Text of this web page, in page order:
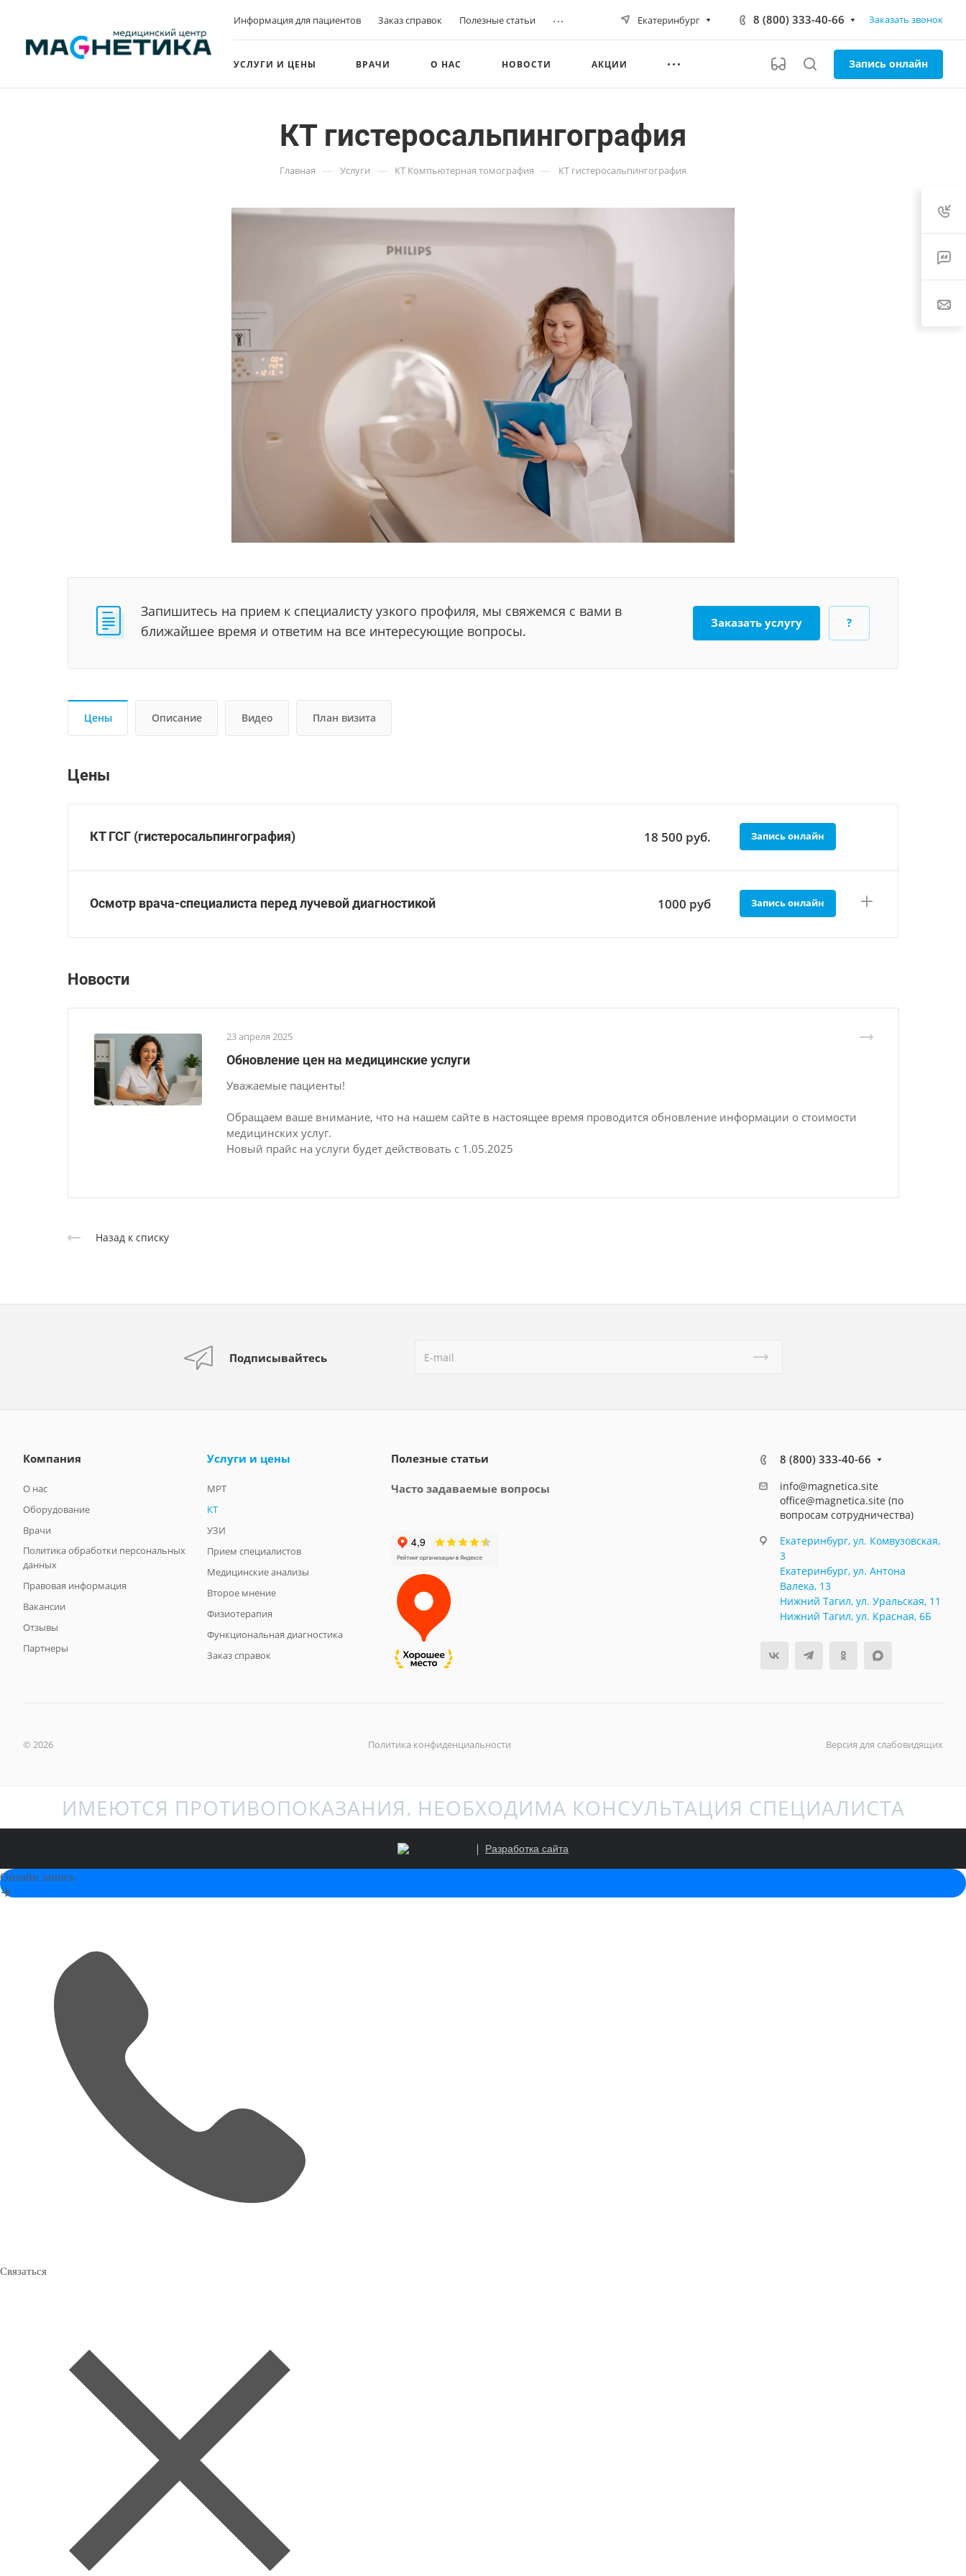
Информация для пациентов Заказ справок Полезные статьи ... Екатеринбург 8 (800) 333-40-66 Заказать звонок
УСЛУГИ И ЦЕНЫ ВРАЧИ О НАС НОВОСТИ АКЦИИ Запись онлайн
КТ гистеросальпингография
Главная — Услуги — КТ Компьютерная томография — КТ гистеросальпингография
Запишитесь на прием к специалисту узкого профиля, мы свяжемся с вами в
ближайшее время и ответим на все интересующие вопросы.
Заказать услугу ?
Цены Описание Видео План визита
Цены
КТ ГСГ (гистеросальпингография) 18 500 руб. Запись онлайн
Осмотр врача-специалиста перед лучевой диагностикой 1000 руб Запись онлайн
Новости
23 апреля 2025
Обновление цен на медицинские услуги
Уважаемые пациенты!
Обращаем ваше внимание, что на нашем сайте в настоящее время проводится обновление информации о стоимости
медицинских услуг.
Новый прайс на услуги будет действовать с 1.05.2025
Назад к списку
Подписывайтесь
Компания
О нас
Оборудование
Врачи
Политика обработки персональных
данных
Правовая информация
Вакансии
Отзывы
Партнеры
Услуги и цены
МРТ
КТ
УЗИ
Прием специалистов
Медицинские анализы
Второе мнение
Физиотерапия
Функциональная диагностика
Заказ справок
Полезные статьи
Часто задаваемые вопросы
8 (800) 333-40-66
info@magnetica.site
office@magnetica.site (по
вопросам сотрудничества)
Екатеринбург, ул. Комвузовская,
3
Екатеринбург, ул. Антона
Валека, 13
Нижний Тагил, ул. Уральская, 11
Нижний Тагил, ул. Красная, 6Б
© 2026 Политика конфиденциальности Версия для слабовидящих
ИМЕЮТСЯ ПРОТИВОПОКАЗАНИЯ. НЕОБХОДИМА КОНСУЛЬТАЦИЯ СПЕЦИАЛИСТА
Разработка сайта